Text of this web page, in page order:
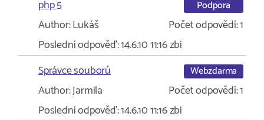
php 5
Podpora
Author:Lukáš Počet odpovědí:1
Poslední odpověď:14.6.10 11:16zbi
Správce souborů
Webzdarma
Author:Jarmila Počet odpovědí:1
Poslední odpověď:14.6.10 11:16zbi